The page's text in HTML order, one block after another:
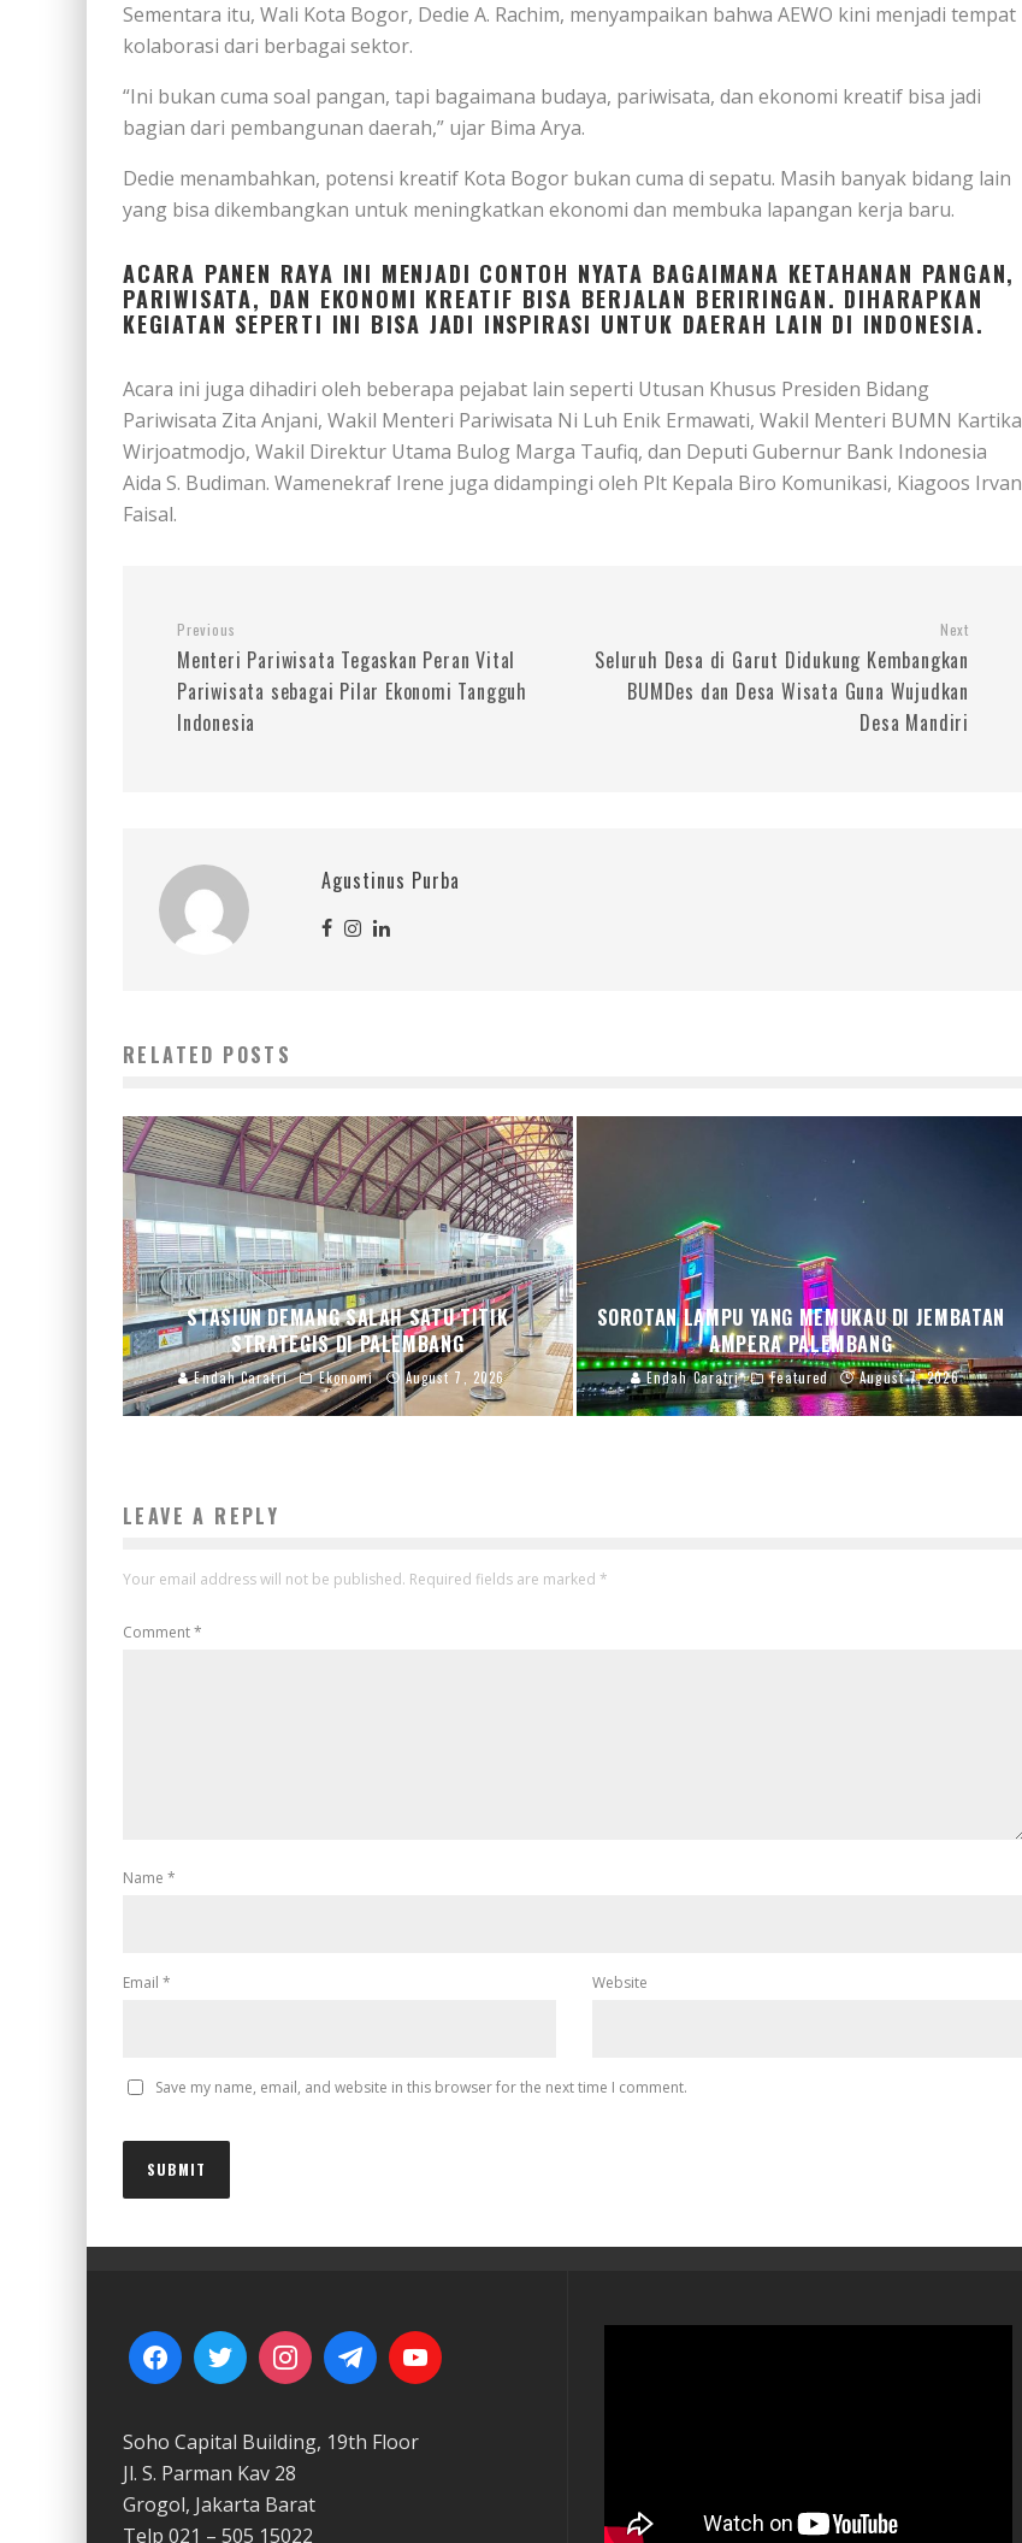
Sementara itu, Wali Kota Bogor, Dedie A. Rachim, menyampaikan bahwa AEWO kini menjadi tempat
kolaborasi dari berbagai sektor.
“Ini bukan cuma soal pangan, tapi bagaimana budaya, pariwisata, dan ekonomi kreatif bisa jadi
bagian dari pembangunan daerah,” ujar Bima Arya.
Dedie menambahkan, potensi kreatif Kota Bogor bukan cuma di sepatu. Masih banyak bidang lain
yang bisa dikembangkan untuk meningkatkan ekonomi dan membuka lapangan kerja baru.
ACARA PANEN RAYA INI MENJADI CONTOH NYATA BAGAIMANA KETAHANAN PANGAN,
PARIWISATA, DAN EKONOMI KREATIF BISA BERJALAN BERIRINGAN. DIHARAPKAN
KEGIATAN SEPERTI INI BISA JADI INSPIRASI UNTUK DAERAH LAIN DI INDONESIA.
Acara ini juga dihadiri oleh beberapa pejabat lain seperti Utusan Khusus Presiden Bidang
Pariwisata Zita Anjani, Wakil Menteri Pariwisata Ni Luh Enik Ermawati, Wakil Menteri BUMN Kartika
Wirjoatmodjo, Wakil Direktur Utama Bulog Marga Taufiq, dan Deputi Gubernur Bank Indonesia
Aida S. Budiman. Wamenekraf Irene juga didampingi oleh Plt Kepala Biro Komunikasi, Kiagoos Irvan
Faisal.
Previous
Menteri Pariwisata Tegaskan Peran Vital
Pariwisata sebagai Pilar Ekonomi Tangguh
Indonesia
Next
Seluruh Desa di Garut Didukung Kembangkan
BUMDes dan Desa Wisata Guna Wujudkan
Desa Mandiri
Agustinus Purba
RELATED POSTS
STASIUN DEMANG SALAH SATU TITIK
STRATEGIS DI PALEMBANG
Endah Caratri Ekonomi August 7, 2026
SOROTAN LAMPU YANG MEMUKAU DI JEMBATAN
AMPERA PALEMBANG
Endah Caratri Featured August 7, 2026
LEAVE A REPLY
Your email address will not be published. Required fields are marked *
Comment*
Name *
Email * Website
Save my name, email, and website in this browser for the next time I comment.
Soho Capital Building, 19th Floor
Jl. S. Parman Kav 28
Grogol, Jakarta Barat
Telp 021 – 505 15022